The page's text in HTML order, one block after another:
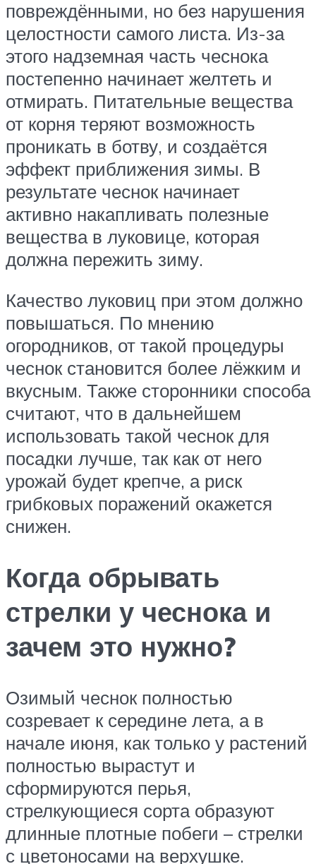
повреждёнными, но без нарушения
целостности самого листа. Из-за
этого надземная часть чеснока
постепенно начинает желтеть и
отмирать. Питательные вещества
от корня теряют возможность
проникать в ботву, и создаётся
эффект приближения зимы. В
результате чеснок начинает
активно накапливать полезные
вещества в луковице, которая
должна пережить зиму.
Качество луковиц при этом должно
повышаться. По мнению
огородников, от такой процедуры
чеснок становится более лёжким и
вкусным. Также сторонники способа
считают, что в дальнейшем
использовать такой чеснок для
посадки лучше, так как от него
урожай будет крепче, а риск
грибковых поражений окажется
снижен.
Когда обрывать
стрелки у чеснока и
зачем это нужно?
Озимый чеснок полностью
созревает к середине лета, а в
начале июня, как только у растений
полностью вырастут и
сформируются перья,
стрелкующиеся сорта образуют
длинные плотные побеги – стрелки
с цветоносами на верхушке.